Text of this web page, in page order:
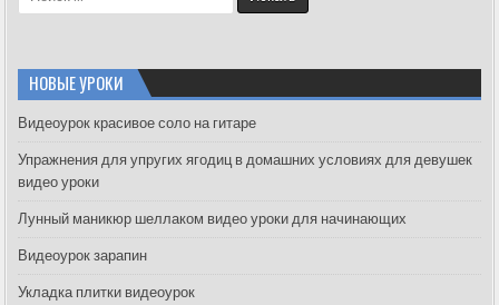
e
h
f
r
:
НОВЫЕ УРОКИ
Видеоурок красивое соло на гитаре
Упражнения для упругих ягодиц в домашних условиях для девушек
видео уроки
Лунный маникюр шеллаком видео уроки для начинающих
Видеоурок зарапин
Укладка плитки видеоурок